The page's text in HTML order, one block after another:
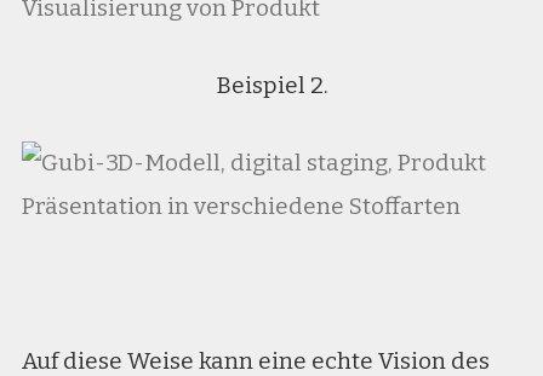
Beispiel 2.
Auf diese Weise kann eine echte Vision des